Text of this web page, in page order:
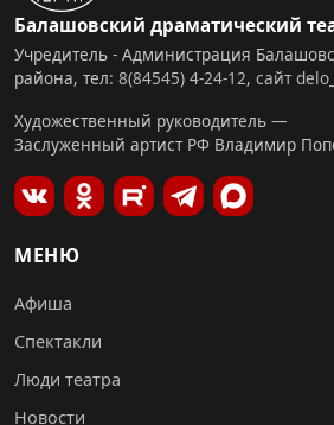
Балашовский драматический
Учредитель - Администрация
района, тел: 8(84545) 4-24-12, сайт
Художественный руководитель —
Заслуженный артист РФ Владимир
МЕНЮ
Афиша
Спектакли
Люди театра
Новости